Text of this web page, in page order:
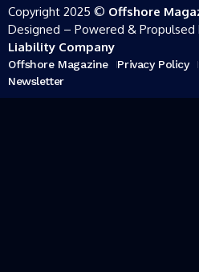
Copyright 2025 © Offshore
Designed – Powered & Propulsed
Liability Company
Offshore Magazine Privacy Policy
Newsletter